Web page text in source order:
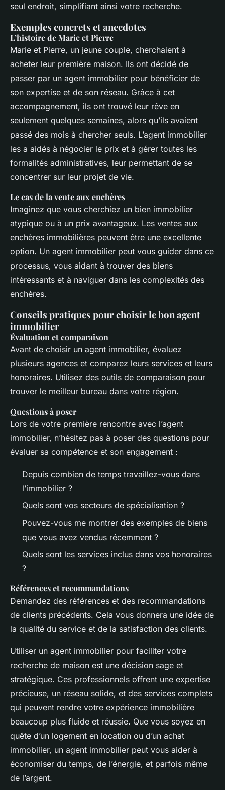
seul endroit, simplifiant ainsi votre recherche.
Exemples concrets et anecdotes
L’histoire de Marie et Pierre
Marie et Pierre, un jeune couple, cherchaient à
acheter leur première maison. Ils ont décidé de
passer par un agent immobilier pour bénéficier de
son expertise et de son réseau. Grâce à cet
accompagnement, ils ont trouvé leur rêve en
seulement quelques semaines, alors qu’ils avaient
passé des mois à chercher seuls. L’agent immobilier
les a aidés à négocier le prix et à gérer toutes les
formalités administratives, leur permettant de se
concentrer sur leur projet de vie.
Le cas de la vente aux enchères
Imaginez que vous cherchiez un bien immobilier
atypique ou à un prix avantageux. Les ventes aux
enchères immobilières peuvent être une excellente
option. Un agent immobilier peut vous guider dans ce
processus, vous aidant à trouver des biens
intéressants et à naviguer dans les complexités des
enchères.
Conseils pratiques pour choisir le bon agent
immobilier
Évaluation et comparaison
Avant de choisir un agent immobilier, évaluez
plusieurs agences et comparez leurs services et leurs
honoraires. Utilisez des outils de comparaison pour
trouver le meilleur bureau dans votre région.
Questions à poser
Lors de votre première rencontre avec l’agent
immobilier, n’hésitez pas à poser des questions pour
évaluer sa compétence et son engagement :
Depuis combien de temps travaillez-vous dans
l’immobilier ?
Quels sont vos secteurs de spécialisation ?
Pouvez-vous me montrer des exemples de biens
que vous avez vendus récemment ?
Quels sont les services inclus dans vos honoraires
?
Références et recommandations
Demandez des références et des recommandations
de clients précédents. Cela vous donnera une idée de
la qualité du service et de la satisfaction des clients.
Utiliser un agent immobilier pour faciliter votre
recherche de maison est une décision sage et
stratégique. Ces professionnels offrent une expertise
précieuse, un réseau solide, et des services complets
qui peuvent rendre votre expérience immobilière
beaucoup plus fluide et réussie. Que vous soyez en
quête d’un logement en location ou d’un achat
immobilier, un agent immobilier peut vous aider à
économiser du temps, de l’énergie, et parfois même
de l’argent.